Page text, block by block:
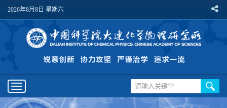
2026年8月8日 星期六
Toggle
navigation